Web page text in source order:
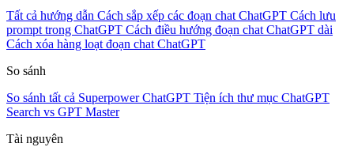
Tất cả hướng dẫn Cách sắp xếp các đoạn chat ChatGPT Cách lưu
prompt trong ChatGPT Cách điều hướng đoạn chat ChatGPT dài
Cách xóa hàng loạt đoạn chat ChatGPT
So sánh
So sánh tất cả Superpower ChatGPT Tiện ích thư mục ChatGPT
Search vs GPT Master
Tài nguyên